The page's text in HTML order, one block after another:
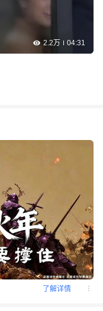
2.2万 04:31
了解详情